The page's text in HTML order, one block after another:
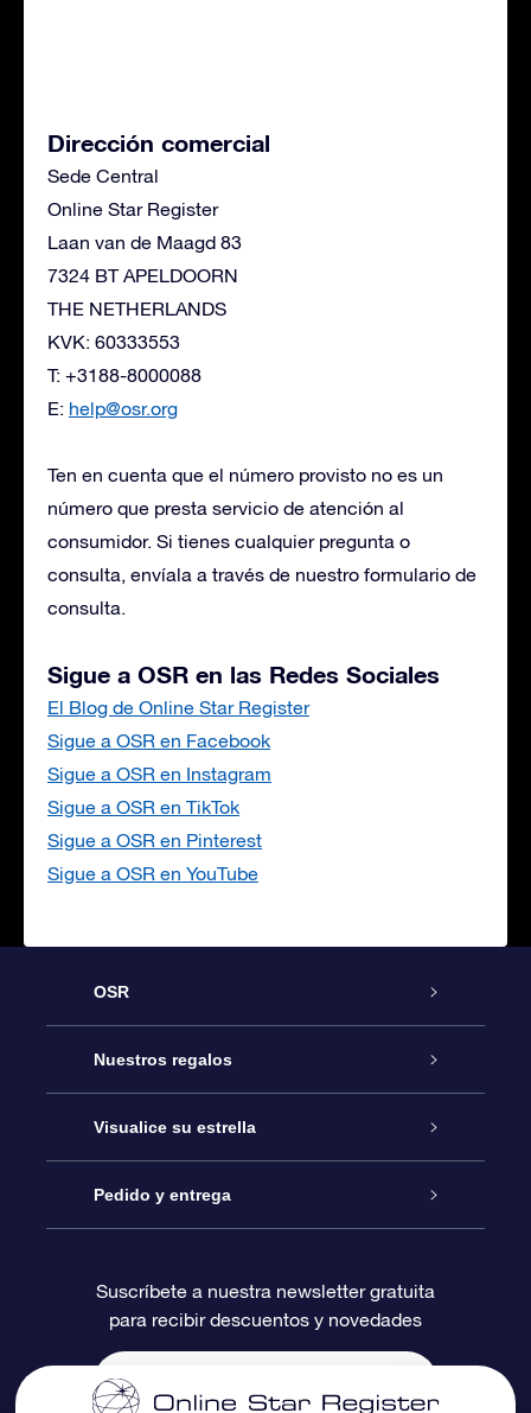
Dirección comercial
Sede Central
Online Star Register
Laan van de Maagd 83
7324 BT APELDOORN
THE NETHERLANDS
KVK: 60333553
T: +3188-8000088
E: help@osr.org
Ten en cuenta que el número provisto no es un
número que presta servicio de atención al
consumidor. Si tienes cualquier pregunta o
consulta, envíala a través de nuestro formulario de
consulta.
Sigue a OSR en las Redes Sociales
El Blog de Online Star Register
Sigue a OSR en Facebook
Sigue a OSR en Instagram
Sigue a OSR en TikTok
Sigue a OSR en Pinterest
Sigue a OSR en YouTube
OSR
Atención
Contáctanos
Blog
Reseñas
Nuestros regalos
Regalo Estrella Online
Paquete de Regalo OSR
Tarjeta de Regalo OSR
Regalos empresariales
Visualice su estrella
Registro estelar
Página de Estrella Personalizada
Un Millón de Estrellas
Pedido y entrega
Información de Pago
Información de Envío
Suscríbete a nuestra newsletter gratuita
para recibir descuentos y novedades